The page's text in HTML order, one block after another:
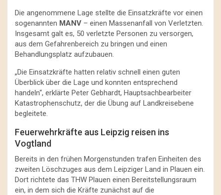
Die angenommene Lage stellte die Einsatzkräfte vor einen
sogenannten MANV – einen Massenanfall von Verletzten.
Insgesamt galt es, 50 verletzte Personen zu versorgen,
aus dem Gefahrenbereich zu bringen und einen
Behandlungsplatz aufzubauen.
„Die Einsatzkräfte hatten relativ schnell einen guten
Überblick über die Lage und konnten entsprechend
handeln“, erklärte Peter Gebhardt, Hauptsachbearbeiter
Katastrophenschutz, der die Übung auf Landkreisebene
begleitete.
Feuerwehrkräfte aus Leipzig reisen ins
Vogtland
Bereits in den frühen Morgenstunden trafen Einheiten des
zweiten Löschzuges aus dem Leipziger Land in Plauen ein.
Dort richtete das THW Plauen einen Bereitstellungsraum
ein, in dem sich die Kräfte zunächst auf die